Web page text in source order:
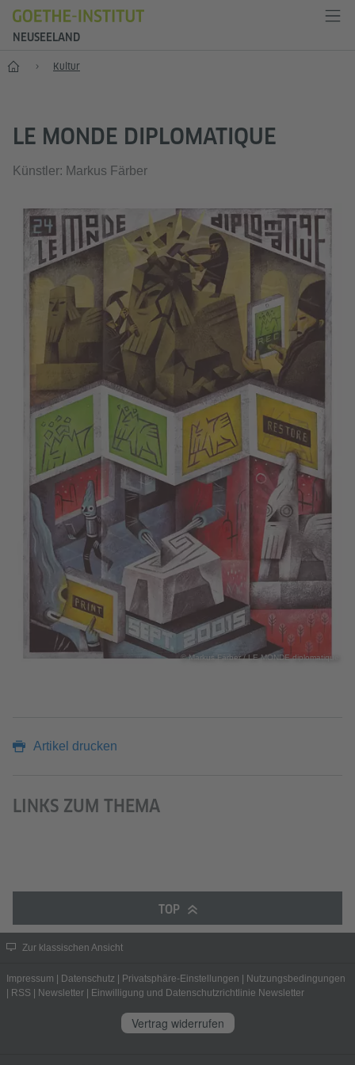
NEUSEELAND
Start Kultur
LE MONDE DIPLOMATIQUE
Künstler: Markus Färber
© Markus Färber / LE MONDE diplomatique
Artikel drucken
LINKS ZUM THEMA
TOP
Zur klassischen Ansicht
Impressum Datenschutz Privatsphäre-Einstellungen
Nutzungsbedingungen
RSS Newsletter Einwilligung und Datenschutzrichtlinie Newsletter
Vertrag widerrufen